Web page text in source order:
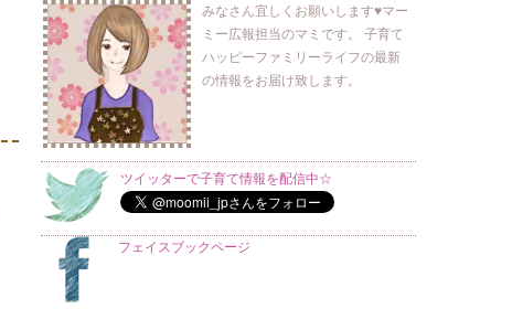
みなさん宜しくお願いします♥マー
ミー広報担当のマミです。 子育て
ハッピーファミリーライフの最新
の情報をお届け致します。
ツイッターで子育て情報を配信中☆
フェイスブックページ